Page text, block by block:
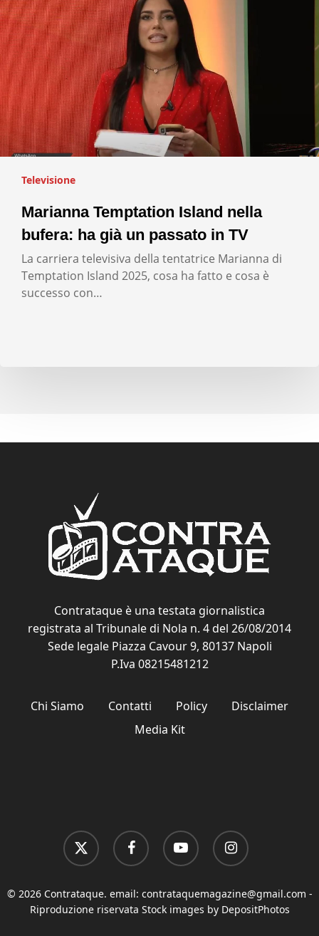
Televisione
Marianna Temptation Island nella
bufera: ha già un passato in TV
La carriera televisiva della tentatrice Marianna di
Temptation Island 2025, cosa ha fatto e cosa è
successo con…
Contrataque è una testata giornalistica
registrata al Tribunale di Nola n. 4 del 26/08/2014
Sede legale Piazza Cavour 9, 80137 Napoli
P.Iva 08215481212
Chi Siamo Contatti Policy
Disclaimer
Media Kit
x-
twitter
facebook youtube instagram
© 2026 Contrataque. email: contrataquemagazine@gmail.com -
Riproduzione riservata Stock images by DepositPhotos